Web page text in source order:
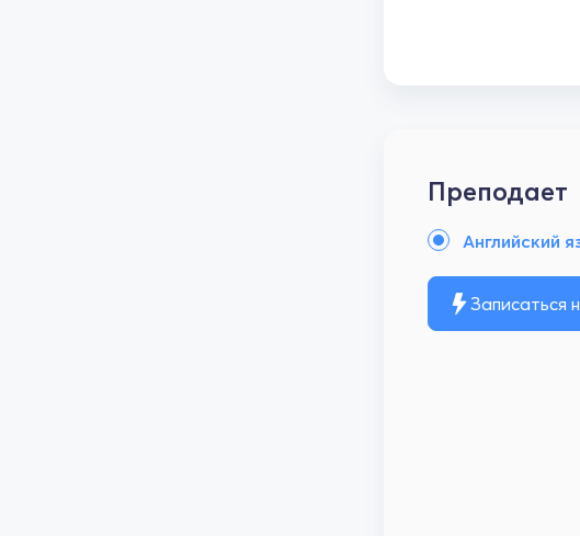
Преподает
Английский
Записаться